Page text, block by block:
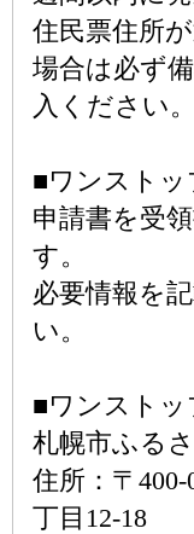
住民票住所
場合は必ず
入ください。
■ワンストッ
申請書を受
す。
必要情報を
い。
■ワンストッ
札幌市ふる
住所：〒
丁目12-18